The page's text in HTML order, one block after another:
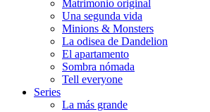
Matrimonio original
Una segunda vida
Minions & Monsters
La odisea de Dandelion
El apartamento
Sombra nómada
Tell everyone
Series
La más grande